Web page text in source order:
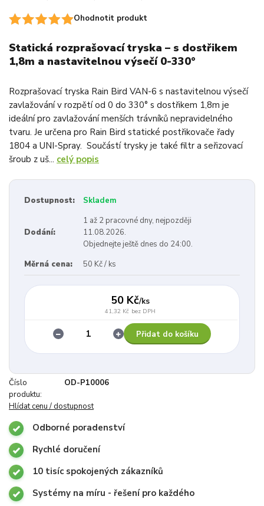
Ohodnotit produkt
Statická rozprašovací tryska – s dostřikem
1,8m a nastavitelnou výsečí 0-330°
Rozprašovací tryska Rain Bird VAN-6 s nastavitelnou výsečí
zavlažování v rozpětí od 0 do 330° s dostřikem 1,8m je
ideální pro zavlažování menších trávníků nepravidelného
tvaru. Je určena pro Rain Bird statické postřikovače řady
1804 a UNI-Spray. Součástí trysky je také filtr a seřizovací
šroub z uš... celý popis
Dostupnost: Skladem
Dodání:
1 až 2 pracovné dny, nejpozději
11.08.2026.
Objednejte ještě dnes do 24:00.
Měrná cena:
50 Kč / ks
50 Kč/ks
41,32 Kč bez DPH
Přidat do košíku
Číslo
produktu:
OD-P10006
Hlídat cenu / dostupnost
Odborné poradenství
Rychlé doručení
10 tisíc spokojených zákazníků
Systémy na míru - řešení pro každého